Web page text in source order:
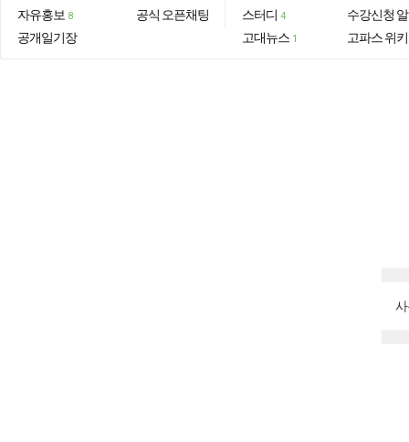
자유홍보 8
공개일기장
공식 오픈채팅
스터디 4
고대뉴스 1
수강신청
고파스 위키